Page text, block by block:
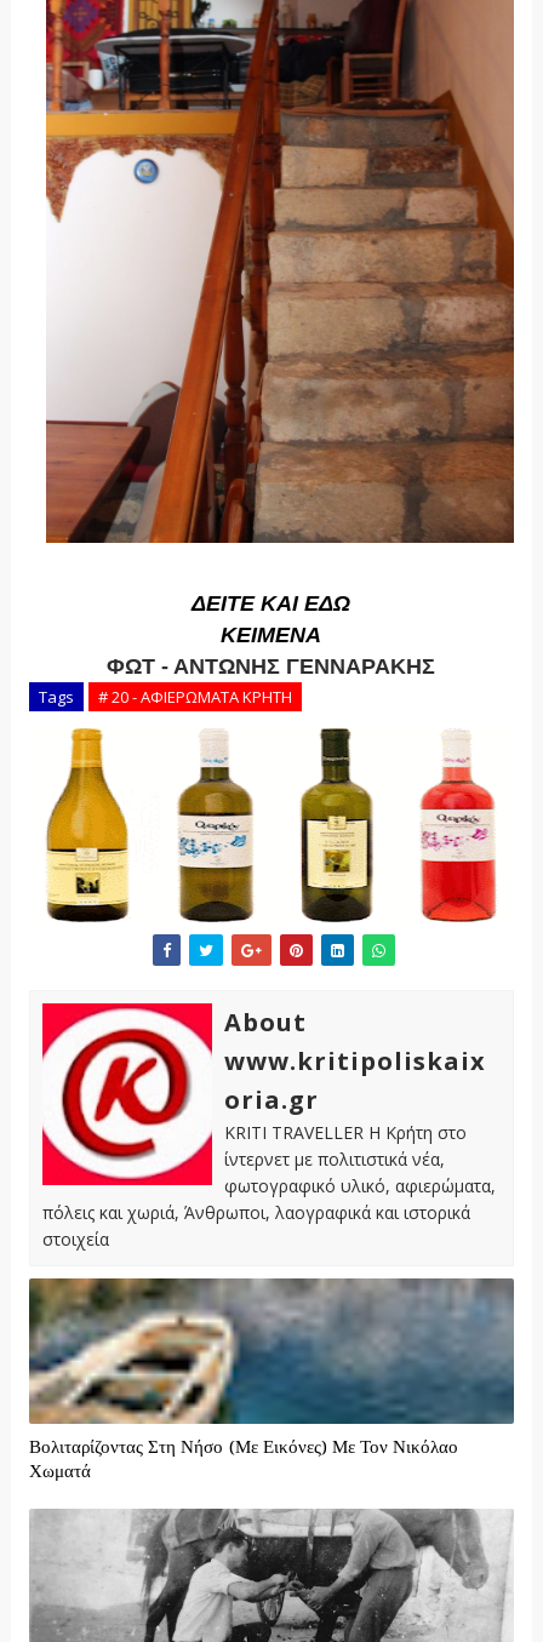
ΔΕΙΤΕ ΚΑΙ ΕΔΩ
ΚΕΙΜΕΝΑ
ΦΩΤ - ΑΝΤΩΝΗΣ ΓΕΝΝΑΡΑΚΗΣ
Tags # 20 - ΑΦΙΕΡΩΜΑΤΑ ΚΡΗΤΗ
About
www.kritipoliskaix
oria.gr
KRITI TRAVELLER Η Κρήτη στο
ίντερνετ με πολιτιστικά νέα,
φωτογραφικό υλικό, αφιερώματα,
πόλεις και χωριά, Άνθρωποι, λαογραφικά και ιστορικά
στοιχεία
Βολιταρίζοντας Στη Νήσο (Με Εικόνες) Με Τον Νικόλαο
Χωματά